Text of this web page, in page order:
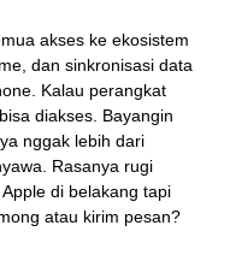
akses ke ekosistem
dan sinkronisasi data
Kalau perangkat
diakses. Bayangin
nggak lebih dari
Rasanya rugi
di belakang tapi
atau kirim pesan?